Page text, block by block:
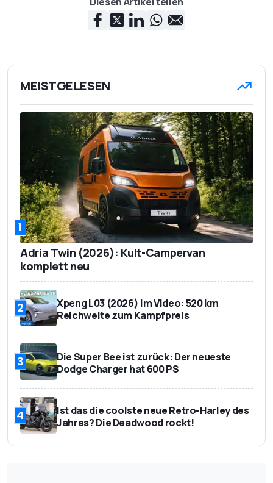
4.568 mm
370 - 1.291 Liter
Leergewicht 1.710 kg
Zuladung 445 kg
Anhängelast 750 kg
Verbrauch
5,8 Liter/100 km
(WLTP)
Emission
132 g/km CO2, Euro
6d
MEISTGELESEN
1
Adria Twin (2026): Kult-Campervan
komplett neu
2
Xpeng L03 (2026) im Video: 520 km
Reichweite zum Kampfpreis
3
Die Super Bee ist zurück: Der neueste
Dodge Charger hat 600 PS
4
Ist das die coolste neue Retro-Harley des
Jahres? Die Deadwood rockt!